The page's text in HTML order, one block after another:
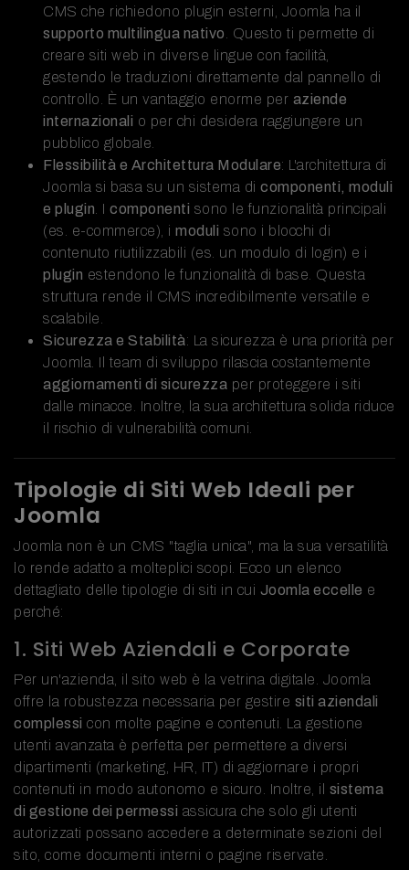
CMS che richiedono plugin esterni, Joomla ha il
supporto multilingua nativo . Questo ti permette di
creare siti web in diverse lingue con facilità,
gestendo le traduzioni direttamente dal pannello di
controllo. È un vantaggio enorme per aziende
internazionali o per chi desidera raggiungere un
pubblico globale.
Flessibilità e Architettura Modulare: L'architettura di
Joomla si basa su un sistema di componenti, moduli
e plugin . I componenti sono le funzionalità principali
(es. e-commerce), i moduli sono i blocchi di
contenuto riutilizzabili (es. un modulo di login) e i
plugin estendono le funzionalità di base. Questa
struttura rende il CMS incredibilmente versatile e
scalabile.
Sicurezza e Stabilità: La sicurezza è una priorità per
Joomla. Il team di sviluppo rilascia costantemente
aggiornamenti di sicurezza per proteggere i siti
dalle minacce. Inoltre, la sua architettura solida riduce
il rischio di vulnerabilità comuni.
Tipologie di Siti Web Ideali per
Joomla
Joomla non è un CMS "taglia unica", ma la sua versatilità
lo rende adatto a molteplici scopi. Ecco un elenco
dettagliato delle tipologie di siti in cui Joomla eccelle e
perché:
1. Siti Web Aziendali e Corporate
Per un'azienda, il sito web è la vetrina digitale. Joomla
offre la robustezza necessaria per gestire siti aziendali
complessi con molte pagine e contenuti. La gestione
utenti avanzata è perfetta per permettere a diversi
dipartimenti (marketing, HR, IT) di aggiornare i propri
contenuti in modo autonomo e sicuro. Inoltre, il sistema
di gestione dei permessi assicura che solo gli utenti
autorizzati possano accedere a determinate sezioni del
sito, come documenti interni o pagine riservate.